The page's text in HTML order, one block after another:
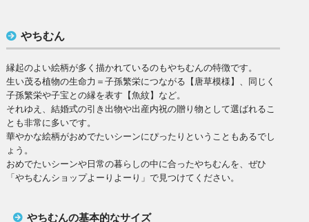
やちむん
縁起のよい絵柄が多く描かれているのもやちむんの特徴です。
生い茂る植物の生命力＝子孫繁栄につながる【唐草模様】、同じく
子孫繁栄や子宝との縁を表す【魚紋】など。
それゆえ、結婚式の引き出物や出産内祝の贈り物として選ばれるこ
とも非常に多いです。
華やかな絵柄がおめでたいシーンにぴったりということもあるでし
ょう。
おめでたいシーンや日常の暮らしの中に合ったやちむんを、ぜひ
「やちむんショップよーりよーり」で見つけてください。
やちむんの基本的なサイズ